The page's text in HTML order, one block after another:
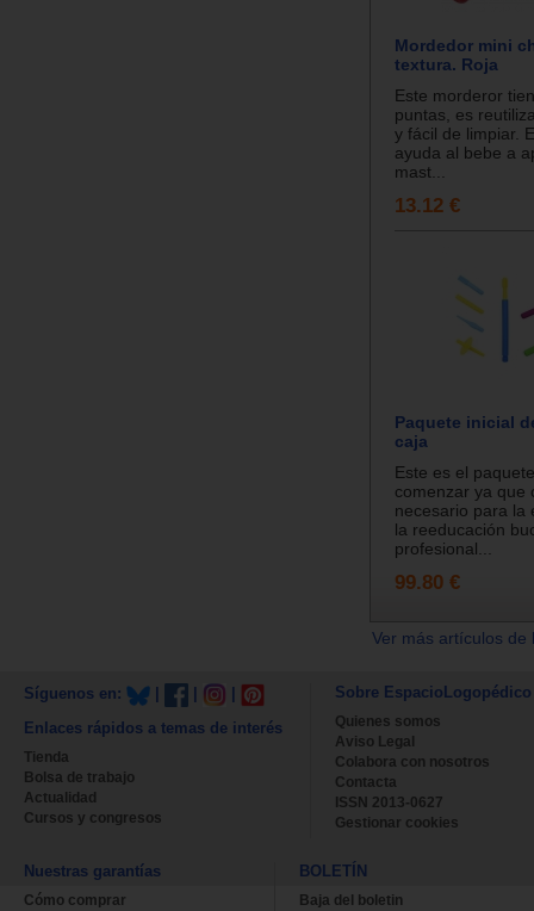
Mordedor mini
textura. Roja
Este morderor
puntas, es
y fácil de limpiar.
ayuda al bebe a
mast...
13.12 €
Paquete inicial
caja
Este es el
comenzar ya que
necesario para la
la reeducación
profesional...
99.80 €
Ver más artículos
Síguenos en:
Enlaces rápidos a temas de interés
Tienda
Bolsa de trabajo
Actualidad
Cursos y congresos
Sobre EspacioLogopédico
Quienes somos
Aviso Legal
Colabora con nosotros
Contacta
ISSN 2013-0627
Gestionar cookies
Nuestras garantías
Cómo comprar
BOLETÍN
Baja del boletin